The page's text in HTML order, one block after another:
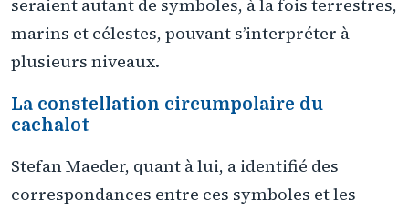
seraient autant de symboles, à la fois terrestres,
marins et célestes, pouvant s’interpréter à
plusieurs niveaux.
La constellation circumpolaire du
cachalot
Stefan Maeder, quant à lui, a identifié des
correspondances entre ces symboles et les